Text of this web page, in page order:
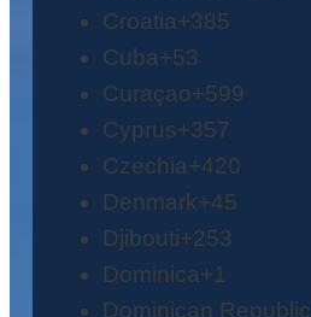
Croatia+385
Cuba+53
Curaçao+599
Cyprus+357
Czechia+420
Denmark+45
Djibouti+253
Dominica+1
Dominican Republic